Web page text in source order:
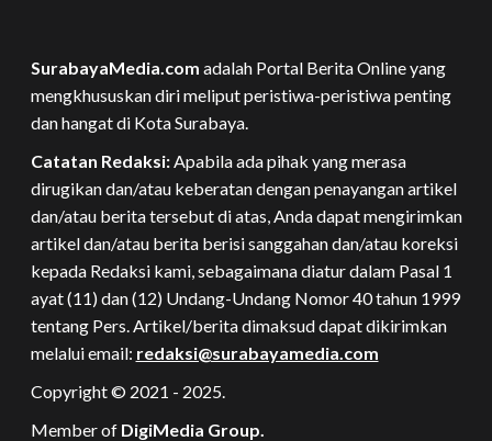
SurabayaMedia.com adalah Portal Berita Online yang
mengkhususkan diri meliput peristiwa-peristiwa penting
dan hangat di Kota Surabaya.
Catatan Redaksi:Apabila ada pihak yang merasa
dirugikan dan/atau keberatan dengan penayangan artikel
dan/atau berita tersebut di atas, Anda dapat mengirimkan
artikel dan/atau berita berisi sanggahan dan/atau koreksi
kepada Redaksi kami, sebagaimana diatur dalam Pasal 1
ayat (11) dan (12) Undang-Undang Nomor 40 tahun 1999
tentang Pers. Artikel/berita dimaksud dapat dikirimkan
melalui email: redaksi@surabayamedia.com
Copyright © 2021 - 2025.
Member of DigiMedia Group.